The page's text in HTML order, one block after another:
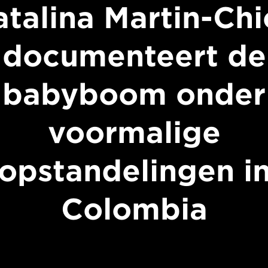
Martin-
documenteert de
babyboom onder
voormalige
Colombia